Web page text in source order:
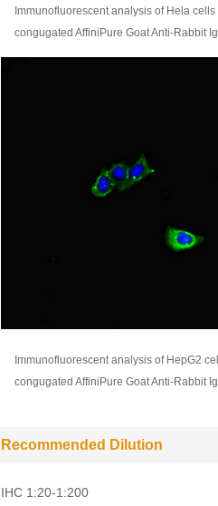
Immunofluorescent analysis of Hela
congugated AffiniPure Goat Anti-Rabbit
Immunofluorescent analysis of HepG2
congugated AffiniPure Goat Anti-Rabbit
Recommended Dilution
IHC 1:20-1:200